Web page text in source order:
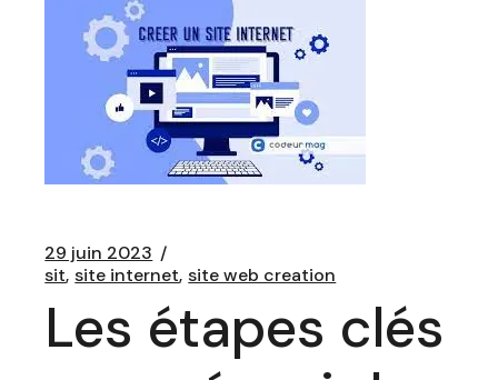
29 juin 2023
sit site internet site web creation
Les étapes clés